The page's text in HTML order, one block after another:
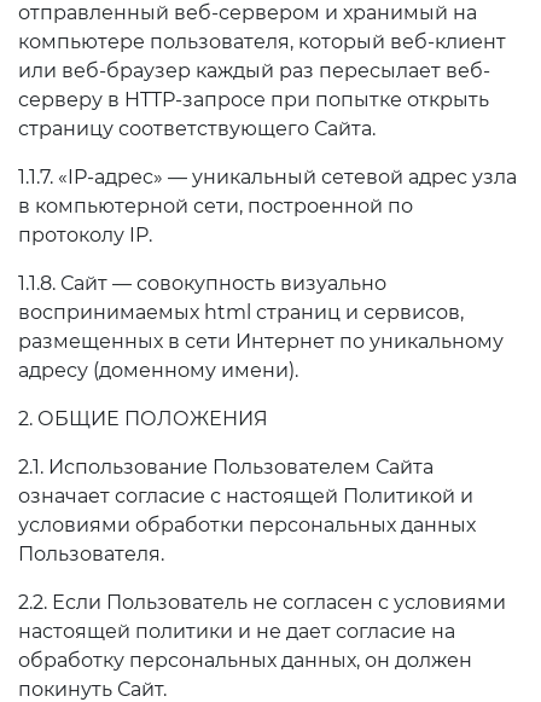
отправленный веб-сервером и хранимый на
компьютере пользователя, который веб-клиент
или веб-браузер каждый раз пересылает веб-
серверу в HTTP-запросе при попытке открыть
страницу соответствующего Сайта.
1.1.7. «IP-адрес» — уникальный сетевой адрес узла
в компьютерной сети, построенной по
протоколу IP.
1.1.8. Сайт — совокупность визуально
воспринимаемых html страниц и сервисов,
размещенных в сети Интернет по уникальному
адресу (доменному имени).
2. ОБЩИЕ ПОЛОЖЕНИЯ
2.1. Использование Пользователем Сайта
означает согласие с настоящей Политикой и
условиями обработки персональных данных
Пользователя.
2.2. Если Пользователь не согласен с условиями
настоящей политики и не дает согласие на
обработку персональных данных, он должен
покинуть Сайт.